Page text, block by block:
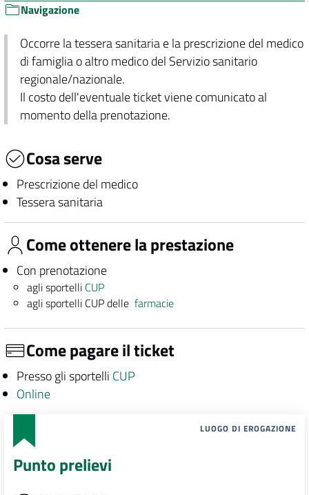
Navigazione
Occorre la tessera sanitaria e la prescrizione del medico
di famiglia o altro medico del Servizio sanitario
regionale/nazionale.
Il costo dell'eventuale ticket viene comunicato al
momento della prenotazione.
Cosa serve
Prescrizione del medico
Tessera sanitaria
Come ottenere la prestazione
Con prenotazione
agli sportelli CUP
agli sportelli CUP dellefarmacie
Come pagare il ticket
Presso gli sportelli CUP
Online
LUOGO DI EROGAZIONE
Punto prelievi